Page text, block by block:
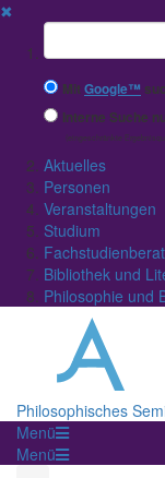
✖
Suchbegriff
MitGoogle™
Interne Suche
(eingeschränkte
Aktuelles
Personen
Veranstaltungen
Studium
Bibliothek und
Philosophie und
Philosophisches
Menü
Menü